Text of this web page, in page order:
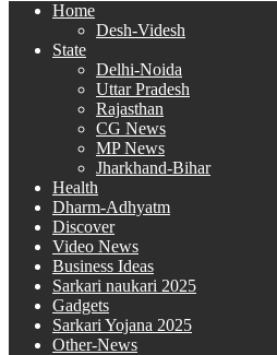
Home
Desh-Videsh
State
Delhi-Noida
Uttar Pradesh
Rajasthan
CG News
MP News
Jharkhand-Bihar
Health
Dharm-Adhyatm
Discover
Video News
Business Ideas
Sarkari naukari 2025
Gadgets
Sarkari Yojana 2025
Other-News